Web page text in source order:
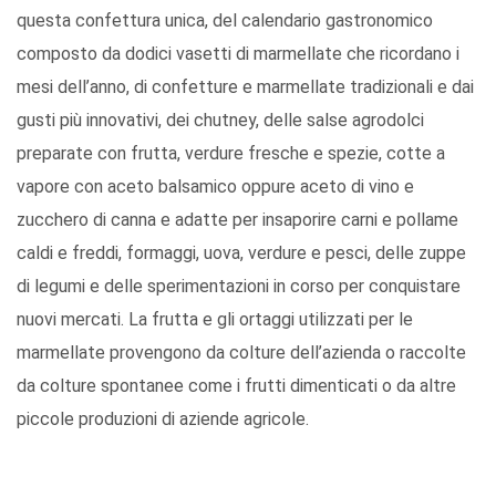
questa confettura unica, del calendario gastronomico
composto da dodici vasetti di marmellate che ricordano i
mesi dell’anno, di confetture e marmellate tradizionali e dai
gusti più innovativi, dei chutney, delle salse agrodolci
preparate con frutta, verdure fresche e spezie, cotte a
vapore con aceto balsamico oppure aceto di vino e
zucchero di canna e adatte per insaporire carni e pollame
caldi e freddi, formaggi, uova, verdure e pesci, delle zuppe
di legumi e delle sperimentazioni in corso per conquistare
nuovi mercati. La frutta e gli ortaggi utilizzati per le
marmellate provengono da colture dell’azienda o raccolte
da colture spontanee come i frutti dimenticati o da altre
piccole produzioni di aziende agricole.